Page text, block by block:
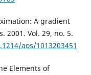
A gradient
2001. Vol. 29, no. 5.
aos/1013203451
Elements of